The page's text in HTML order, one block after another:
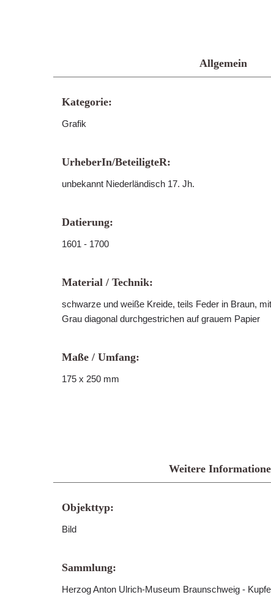
Allgemein
Kategorie:
Grafik
UrheberIn/BeteiligteR:
unbekannt Niederländisch 17. Jh.
Datierung:
1601 - 1700
Material / Technik:
schwarze und weiße Kreide, teils Feder in Braun,
Grau diagonal durchgestrichen auf grauem Papier
Maße / Umfang:
175 x 250 mm
Weitere
Objekttyp:
Bild
Sammlung:
Herzog Anton Ulrich-Museum Braunschweig -